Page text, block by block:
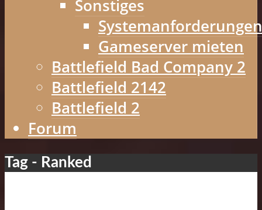
Sonstiges
Systemanforderungen
Gameserver mieten
Battlefield Bad Company 2
Battlefield 2142
Battlefield 2
Forum
Tag - Ranked